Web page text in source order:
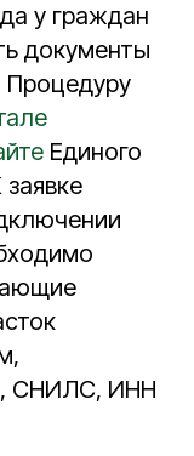
у граждан
документы
Процедуру
Единого
СНИЛС, ИНН